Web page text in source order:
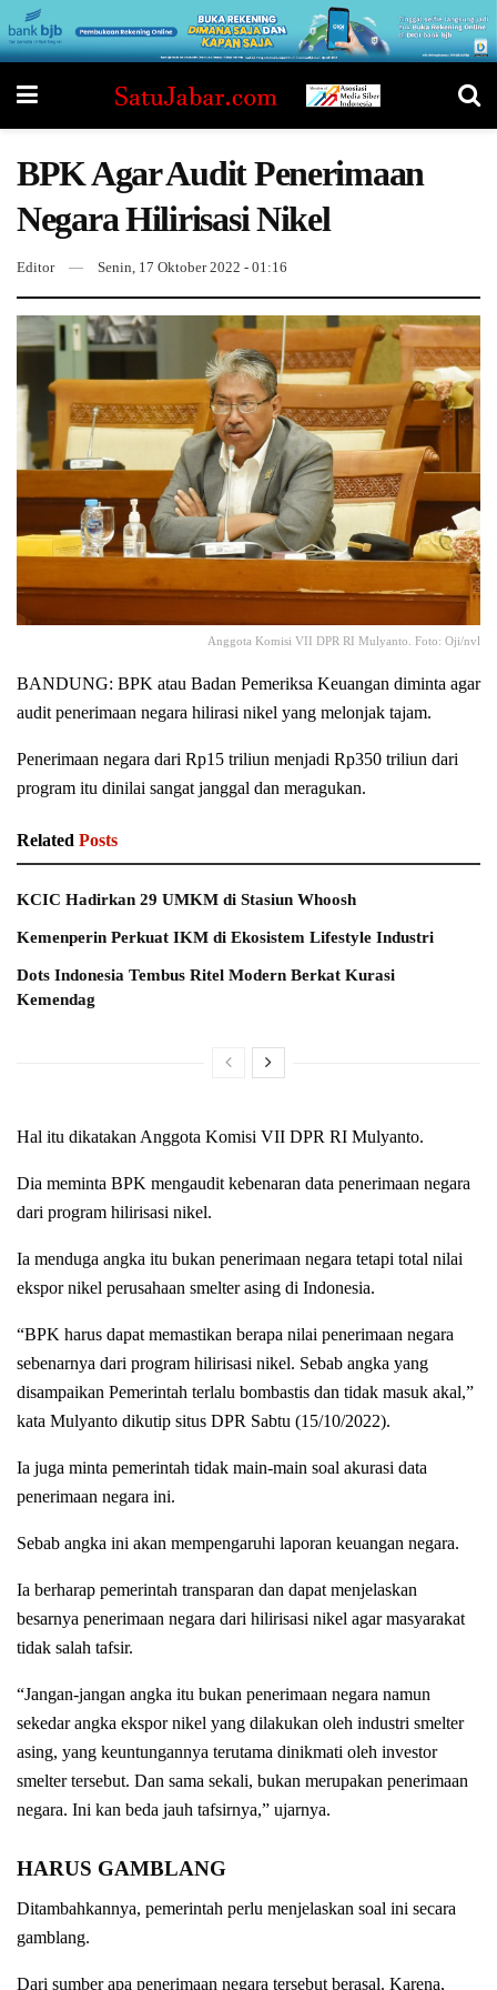
BPK Agar Audit Penerimaan
Negara Hilirisasi Nikel
Editor Senin, 17 Oktober 2022 - 01:16
Anggota Komisi VII DPR RI Mulyanto. Foto: Oji/nvl
BANDUNG: BPK atau Badan Pemeriksa Keuangan diminta agar
audit penerimaan negara hilirasi nikel yang melonjak tajam.
Penerimaan negara dari Rp15 triliun menjadi Rp350 triliun dari
program itu dinilai sangat janggal dan meragukan.
Related Posts
KCIC Hadirkan 29 UMKM di Stasiun Whoosh
Kemenperin Perkuat IKM di Ekosistem Lifestyle Industri
Dots Indonesia Tembus Ritel Modern Berkat Kurasi
Kemendag
Hal itu dikatakan Anggota Komisi VII DPR RI Mulyanto.
Dia meminta BPK mengaudit kebenaran data penerimaan negara
dari program hilirisasi nikel.
Ia menduga angka itu bukan penerimaan negara tetapi total nilai
ekspor nikel perusahaan smelter asing di Indonesia.
“BPK harus dapat memastikan berapa nilai penerimaan negara
sebenarnya dari program hilirisasi nikel. Sebab angka yang
disampaikan Pemerintah terlalu bombastis dan tidak masuk akal,”
kata Mulyanto dikutip situs DPR Sabtu (15/10/2022).
Ia juga minta pemerintah tidak main-main soal akurasi data
penerimaan negara ini.
Sebab angka ini akan mempengaruhi laporan keuangan negara.
Ia berharap pemerintah transparan dan dapat menjelaskan
besarnya penerimaan negara dari hilirisasi nikel agar masyarakat
tidak salah tafsir.
“Jangan-jangan angka itu bukan penerimaan negara namun
sekedar angka ekspor nikel yang dilakukan oleh industri smelter
asing, yang keuntungannya terutama dinikmati oleh investor
smelter tersebut. Dan sama sekali, bukan merupakan penerimaan
negara. Ini kan beda jauh tafsirnya,” ujarnya.
HARUS GAMBLANG
Ditambahkannya, pemerintah perlu menjelaskan soal ini secara
gamblang.
Dari sumber apa penerimaan negara tersebut berasal. Karena,